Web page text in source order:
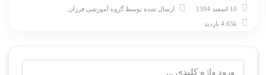
10 اسفند 1394 ارسال شده توسط گروه آموزشی فرزان